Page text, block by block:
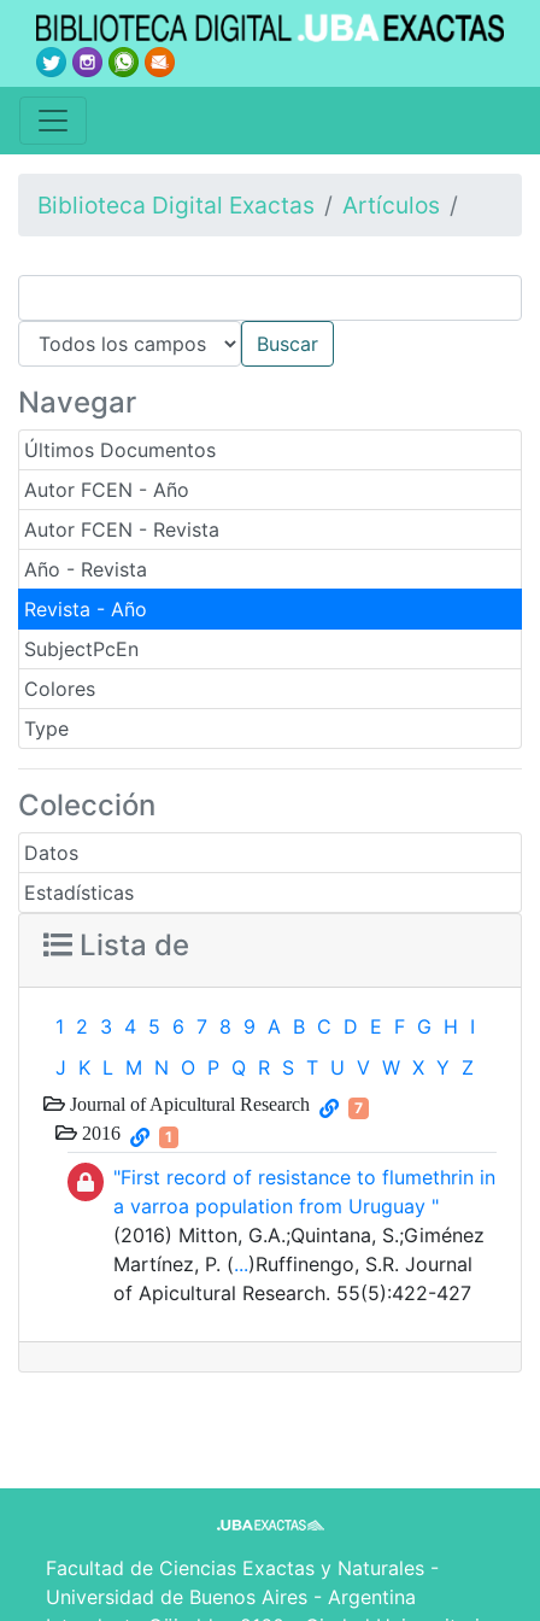
Biblioteca Digital Exactas Artículos
Navegar
Últimos Documentos
Autor FCEN - Año
Autor FCEN - Revista
Año - Revista
Revista - Año
SubjectPcEn
Colores
Type
Colección
Datos
Estadísticas
Lista de
1 2 3 4 5 6 7 8 9 A B C D E F G H I
J K L M N O P Q R S T U V W X Y Z
Journal of Apicultural Research 7
2016 1
"First record of resistance to flumethrin in
a varroa population from Uruguay "
(2016) Mitton, G.A.;Quintana, S.;Giménez
Martínez, P. (...)Ruffinengo, S.R. Journal
of Apicultural Research. 55(5):422-427
Facultad de Ciencias Exactas y Naturales -
Universidad de Buenos Aires - Argentina